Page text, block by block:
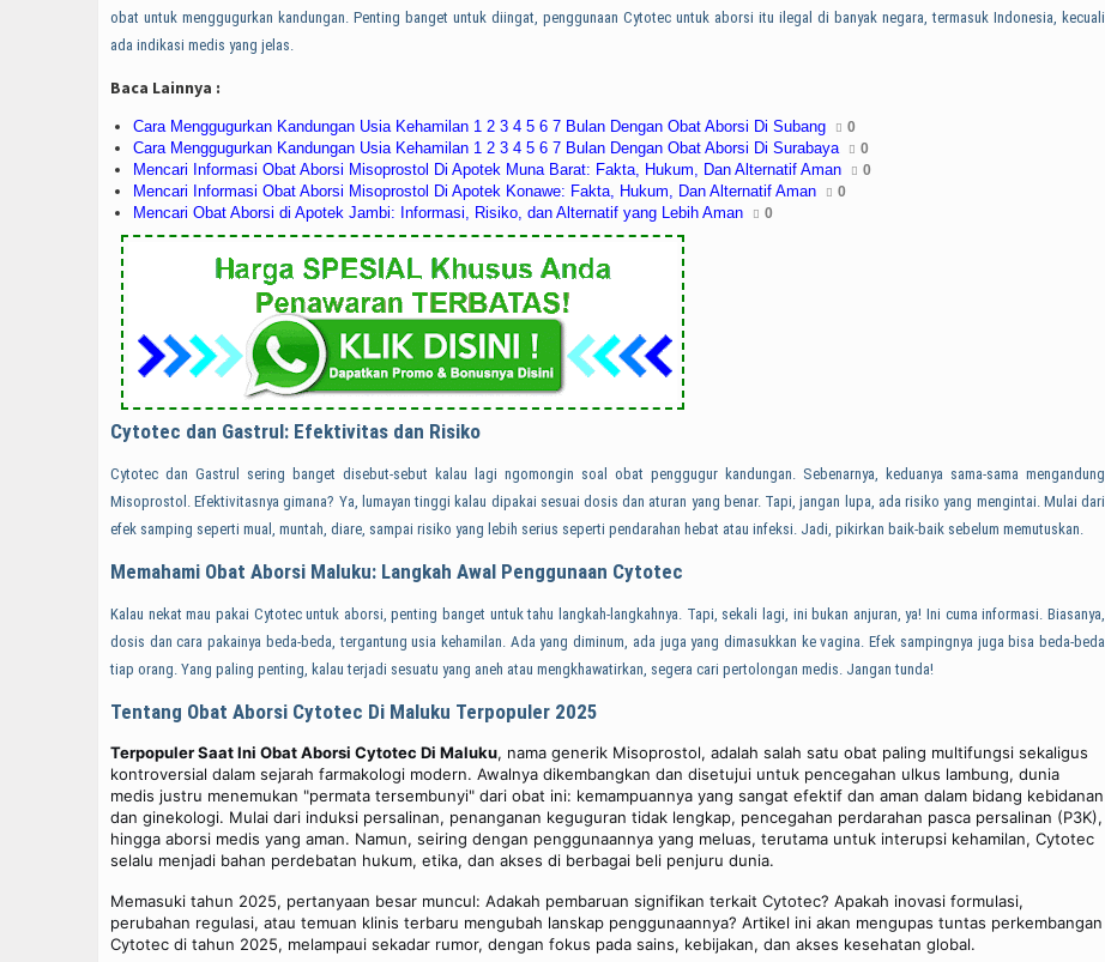
obat untuk menggugurkan kandungan. Penting banget untuk diingat, penggunaan Cytotec untuk aborsi itu ilegal di banyak negara, termasuk Indonesia, kecuali
ada indikasi medis yang jelas.
Baca Lainnya :
Cara Menggugurkan Kandungan Usia Kehamilan 1 2 3 4 5 6 7 Bulan Dengan Obat Aborsi Di Subang 0
Cara Menggugurkan Kandungan Usia Kehamilan 1 2 3 4 5 6 7 Bulan Dengan Obat Aborsi Di Surabaya 0
Mencari Informasi Obat Aborsi Misoprostol Di Apotek Muna Barat: Fakta, Hukum, Dan Alternatif Aman 0
Mencari Informasi Obat Aborsi Misoprostol Di Apotek Konawe: Fakta, Hukum, Dan Alternatif Aman 0
Mencari Obat Aborsi di Apotek Jambi: Informasi, Risiko, dan Alternatif yang Lebih Aman 0
Cytotec dan Gastrul: Efektivitas dan Risiko
Cytotec dan Gastrul sering banget disebut-sebut kalau lagi ngomongin soal obat penggugur kandungan. Sebenarnya, keduanya sama-sama mengandung
Misoprostol. Efektivitasnya gimana? Ya, lumayan tinggi kalau dipakai sesuai dosis dan aturan yang benar. Tapi, jangan lupa, ada risiko yang mengintai. Mulai dari
efek samping seperti mual, muntah, diare, sampai risiko yang lebih serius seperti pendarahan hebat atau infeksi. Jadi, pikirkan baik-baik sebelum memutuskan.
Memahami Obat Aborsi Maluku: Langkah Awal Penggunaan Cytotec
Kalau nekat mau pakai Cytotec untuk aborsi, penting banget untuk tahu langkah-langkahnya. Tapi, sekali lagi, ini bukan anjuran, ya! Ini cuma informasi. Biasanya,
dosis dan cara pakainya beda-beda, tergantung usia kehamilan. Ada yang diminum, ada juga yang dimasukkan ke vagina. Efek sampingnya juga bisa beda-beda
tiap orang. Yang paling penting, kalau terjadi sesuatu yang aneh atau mengkhawatirkan, segera cari pertolongan medis. Jangan tunda!
Tentang Obat Aborsi Cytotec Di Maluku Terpopuler 2025
Terpopuler Saat Ini Obat Aborsi Cytotec Di Maluku, nama generik Misoprostol, adalah salah satu obat paling multifungsi sekaligus
kontroversial dalam sejarah farmakologi modern. Awalnya dikembangkan dan disetujui untuk pencegahan ulkus lambung, dunia
medis justru menemukan "permata tersembunyi" dari obat ini: kemampuannya yang sangat efektif dan aman dalam bidang kebidanan
dan ginekologi. Mulai dari induksi persalinan, penanganan keguguran tidak lengkap, pencegahan perdarahan pasca persalinan (P3K),
hingga aborsi medis yang aman. Namun, seiring dengan penggunaannya yang meluas, terutama untuk interupsi kehamilan, Cytotec
selalu menjadi bahan perdebatan hukum, etika, dan akses di berbagai beli penjuru dunia.
Memasuki tahun 2025, pertanyaan besar muncul: Adakah pembaruan signifikan terkait Cytotec? Apakah inovasi formulasi,
perubahan regulasi, atau temuan klinis terbaru mengubah lanskap penggunaannya? Artikel ini akan mengupas tuntas perkembangan
Cytotec di tahun 2025, melampaui sekadar rumor, dengan fokus pada sains, kebijakan, dan akses kesehatan global.